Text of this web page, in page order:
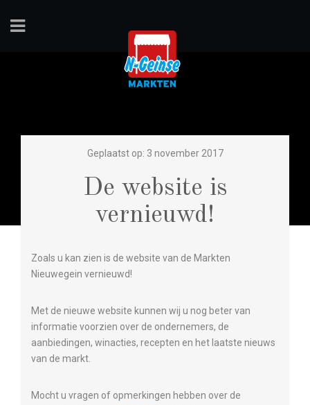
Geplaatst op: 3 november 2017
De website is
vernieuwd!
Zoals u kan zien is de website van de Markten
Nieuwegein vernieuwd!
Met de nieuwe website kunnen wij u nog beter van
informatie voorzien over de ondernemers, de
aanbiedingen, winacties, recepten en het laatste nieuws
van de markt.
Mocht u vragen of opmerkingen hebben over de